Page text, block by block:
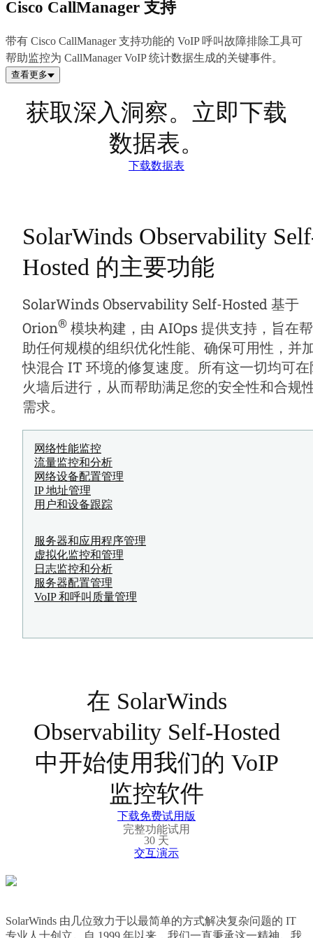
Cisco CallManager 支持
带有 Cisco CallManager 支持功能的 VoIP 呼叫故障排除工具可
帮助监控为 CallManager VoIP 统计数据生成的关键事件。
查看更多
获取深入洞察。立即下载
数据表。
下载数据表
SolarWinds Observability
Hosted 的主要功能
SolarWinds Observability Self-Hosted 基于
Orion® 模块构建，由 AIOps 提供支持，旨在帮
助任何规模的组织优化性能、确保可用性，并
快混合 IT 环境的修复速度。所有这一切均可在
火墙后进行，从而帮助满足您的安全性和合规
需求。
网络性能监控
流量监控和分析
网络设备配置管理
IP 地址管理
用户和设备跟踪
服务器和应用程序管理
虚拟化监控和管理
日志监控和分析
服务器配置管理
VoIP 和呼叫质量管理
在 SolarWinds
Observability Self-Hosted
中开始使用我们的 VoIP
监控软件
下载免费试用版
完整功能试用
30 天
交互演示
SolarWinds 由几位致力于以最简单的方式解决复杂问题的 IT
专业人士创立。自 1999 年以来，我们一直秉承这一精神。我